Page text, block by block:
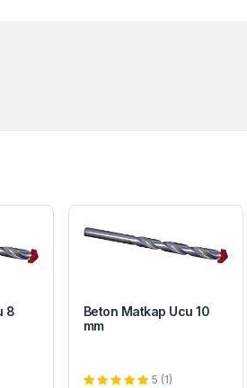
8
Beton Matkap Ucu 10
mm
5 (1)